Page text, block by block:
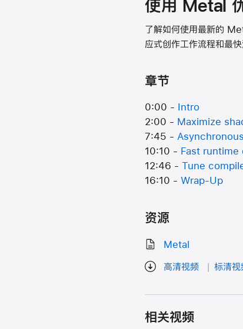
使用 Metal
了解如何使用最新的
应式创作工作流程和最
章节
0:00 -
Intro
2:00 - Maximize
7:45 -
10:10 - Fast runtime
12:46 -Tune
16:10 -Wrap-Up
资源
Metal
高清视频 标清视
相关视频